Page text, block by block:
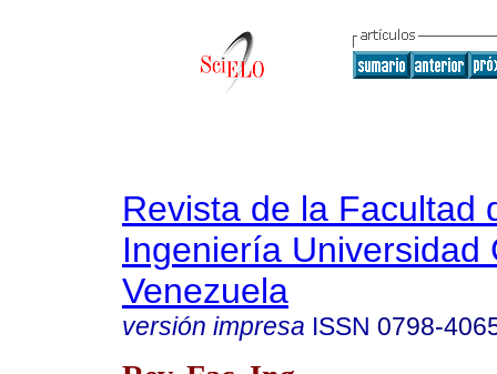
Revista de la Facultad
Ingeniería Universidad
Venezuela
versión impresa ISSN 0798-